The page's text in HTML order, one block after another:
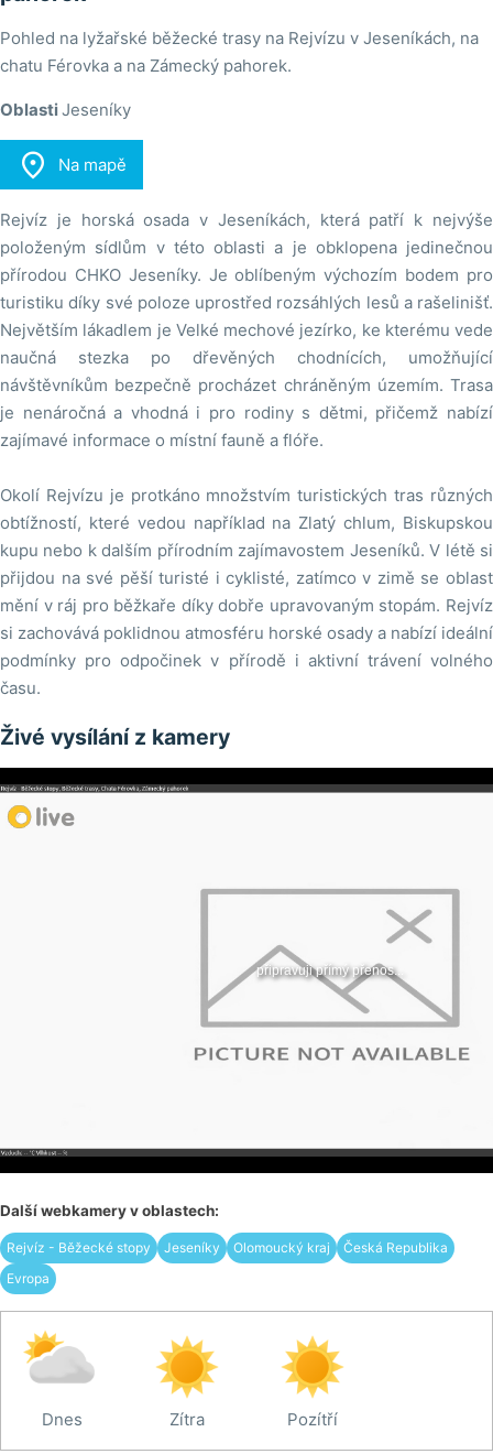
Pohled na lyžařské běžecké trasy na Rejvízu v Jeseníkách, na
chatu Férovka a na Zámecký pahorek.
OblastiJeseníky
 Na mapě
Rejvíz je horská osada v Jeseníkách, která patří k nejvýše
položeným sídlům v této oblasti a je obklopena jedinečnou
přírodou CHKO Jeseníky. Je oblíbeným výchozím bodem pro
turistiku díky své poloze uprostřed rozsáhlých lesů a rašelinišť.
Největším lákadlem je Velké mechové jezírko, ke kterému vede
naučná stezka po dřevěných chodnících, umožňující
návštěvníkům bezpečně procházet chráněným územím. Trasa
je nenáročná a vhodná i pro rodiny s dětmi, přičemž nabízí
zajímavé informace o místní fauně a flóře.
Okolí Rejvízu je protkáno množstvím turistických tras různých
obtížností, které vedou například na Zlatý chlum, Biskupskou
kupu nebo k dalším přírodním zajímavostem Jeseníků. V létě si
přijdou na své pěší turisté i cyklisté, zatímco v zimě se oblast
mění v ráj pro běžkaře díky dobře upravovaným stopám. Rejvíz
si zachovává poklidnou atmosféru horské osady a nabízí ideální
podmínky pro odpočinek v přírodě i aktivní trávení volného
času.
Živé vysílání z kamery
Další webkamery v oblastech:
Rejvíz - Běžecké stopy Jeseníky Olomoucký kraj
Česká Republika
Evropa
Dnes Zítra Pozítří